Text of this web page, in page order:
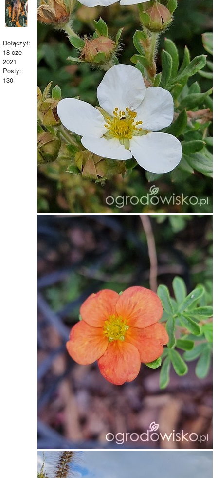
Dołączył:
18 cze
2021
Posty:
130